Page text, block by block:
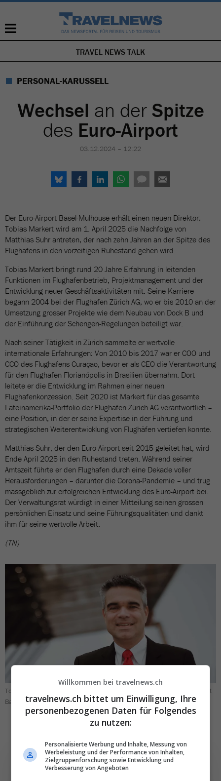
NAVIGATION
ÜBERSPRINGEN
TRAVEL NEWS TALK
PERSONAL-KARUSSELL
Wechsel an der Spitze
des Euro-Airport
03.12.2024 – 12:22
Der Euro-Airport Basel-Mulhouse erhält einen neuen Direktor:
Tobias Markert wird am 1. April 2025 die Nachfolge von
Matthias Suhr antreten, der nach zehn Jahren an der Spitze des
Flughafens in den vorzeitigen Ruhestand gehen wird.
Tobias Markert bringt rund 20 Jahre Erfahrung in leitenden
Funktionen im Flughafenbetrieb, Projektmanagement und der
Entwicklung neuer Geschäftsaktivitäten mit. Seine Karriere
begann 2004 bei der Flughafen Zürich AG, wo er bis 2010 an der
Umsetzung grosser Projekte wie dem Neubau von Dock B und
der Einführung der Schengen-Regelungen beteiligt war.
Nach seiner Tätigkeit in Zürich sammelte er wertvolle
internationale Erfahrungen: Von 2010 bis 2017 war er COO und
CCO des Flughafens Curaçao, bevor er als CEO die Verantwortung
für den Flughafen Florianópolis in Brasilien übernahm. Dort
leitete er die Entwicklung im Rahmen einer neuen
Flughafenkonzession. Seit 2020 ist Markert für das gesamte
Lateinamerika-Portfolio der Flughafen Zürich AG verantwortlich –
eine Position, in der er seine Expertise in der Führung und
strategischen Weiterentwicklung von Flughäfen vertiefen konnte.
Matthias Suhr, der den Euro-Airport seit 2015 geleitet hat, wird
Ende April 2025 in den Ruhestand treten. Während seiner
Amtszeit führte er den Flughafen durch eine Dekade voller
Herausforderungen – darunter die Corona-Pandemie – und trug
massgeblich zur erfolgreichen Entwicklung des Euro-Airport bei.
Der Verwaltungsrat würdigt in einer Mitteilung seinen grossen
persönlichen Einsatz und seine Führungsqualitäten und dankt
ihm für seine wertvolle Arbeit.
(TN)
Tobias Markert übernimmt ab April 2025 die Leitung des Euro-Airport
Basel-Mulhouse. Bild: EAP
Willkommen bei travelnews.ch
travelnews.ch bittet um Einwilligung, Ihre
personenbezogenen Daten für Folgendes
zu nutzen:
Personalisierte Werbung und Inhalte, Messung von
Werbeleistung und der Performance von Inhalten,
Zielgruppenforschung sowie Entwicklung und
Verbesserung von Angeboten